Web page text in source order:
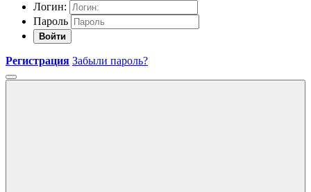
Логин:
Пароль
Войти
Регистрация Забыли пароль?